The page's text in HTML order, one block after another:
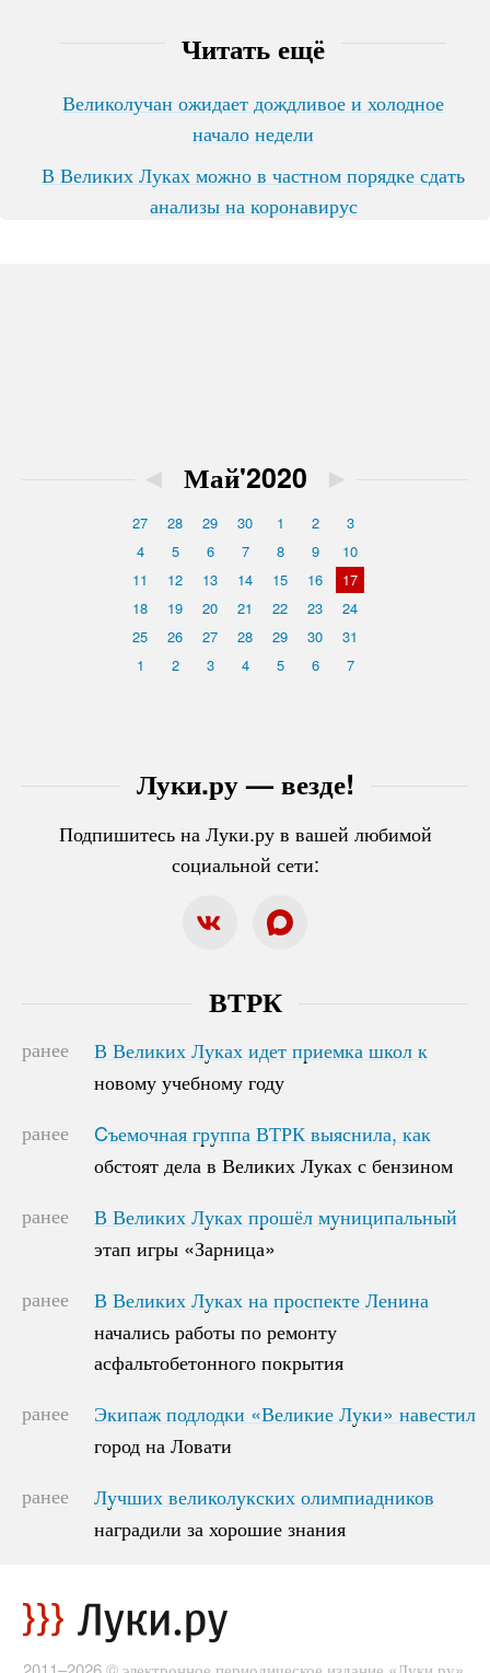
Читать ещё
Великолучан ожидает дождливое и холодное
начало недели
В Великих Луках можно в частном порядке сдать
анализы на коронавирус
Луки.ру — везде!
Подпишитесь на Луки.ру в вашей любимой
социальной сети:
◄ Май'2020 ►
27 28 29 30 1 2
3
4
5 6 7 8 9
10
11
12 13 14 15 16
17
18
19 20 21 22 23
24
25
26 27 28 29 30
31
1
2 3 4 5 6 7
ВТРК
ранее
В Великих Луках идет приемка школ к
новому учебному году
В Великих Луках идет приемка школ к
новому учебному году
ранее
Cъемочная группа ВТРК выяснила, как
обстоят дела в Великих Луках с бензином
Cъемочная группа ВТРК выяснила, как
обстоят дела в Великих Луках с бензином
ранее
В Великих Луках прошёл муниципальный
этап игры «Зарница»
В Великих Луках прошёл муниципальный
этап игры «Зарница»
ранее
В Великих Луках на проспекте Ленина
начались работы по ремонту
асфальтобетонного покрытия
В Великих Луках на проспекте Ленина
начались работы по ремонту
асфальтобетонного покрытия
ранее
Экипаж подлодки «Великие Луки» навестил
город на Ловати
Экипаж подлодки «Великие Луки» навестил
город на Ловати
ранее
Лучших великолукских олимпиадников
наградили за хорошие знания
Лучших великолукских олимпиадников
наградили за хорошие знания